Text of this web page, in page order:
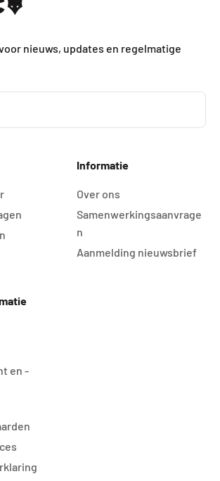
nieuws, updates en regelmatige
Informatie
Over ons
Samenwerkingsaanvrage
n
Aanmelding nieuwsbrief
en -